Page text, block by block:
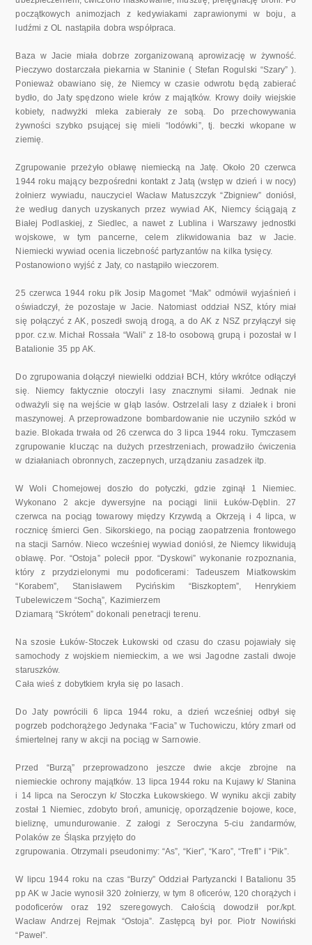
początkowych animozjach z kedywiakami zaprawionymi w boju, a
ludźmi z OL nastąpiła dobra współpraca.
Baza w Jacie miała dobrze zorganizowaną aprowizację w żywność.
Pieczywo dostarczała piekarnia w Staninie ( Stefan Rogulski “Szary” ).
Ponieważ obawiano się, że Niemcy w czasie odwrotu będą zabierać
bydło, do Jaty spędzono wiele krów z majątków. Krowy doiły wiejskie
kobiety, nadwyżki mleka zabierały ze sobą. Do przechowywania
żywności szybko psującej się mieli “lodówki”, tj. beczki wkopane w
ziemię.
Zgrupowanie przeżyło obławę niemiecką na Jatę. Około 20 czerwca
1944 roku mający bezpośredni kontakt z Jatą (wstęp w dzień i w nocy)
żołnierz wywiadu, nauczyciel Wacław Matuszczyk “Zbigniew” doniósł,
że według danych uzyskanych przez wywiad AK, Niemcy ściągają z
Białej Podlaskiej, z Siedlec, a nawet z Lublina i Warszawy jednostki
wojskowe, w tym pancerne, celem zlikwidowania baz w Jacie.
Niemiecki wywiad ocenia liczebność partyzantów na kilka tysięcy.
Postanowiono wyjść z Jaty, co nastąpiło wieczorem.
25 czerwca 1944 roku płk Josip Magomet “Mak” odmówił wyjaśnień i
oświadczył, że pozostaje w Jacie. Natomiast oddział NSZ, który miał
się połączyć z AK, poszedł swoją drogą, a do AK z NSZ przyłączył się
ppor. cz.w. Michał Rossała “Wali” z 18-to osobową grupą i pozostał w I
Batalionie 35 pp AK.
Do zgrupowania dołączył niewielki oddział BCH, który wkrótce odłączył
się. Niemcy faktycznie otoczyli lasy znacznymi siłami. Jednak nie
odważyli się na wejście w głąb lasów. Ostrzelali lasy z działek i broni
maszynowej. A przeprowadzone bombardowanie nie uczyniło szkód w
bazie. Blokada trwała od 26 czerwca do 3 lipca 1944 roku. Tymczasem
zgrupowanie klucząc na dużych przestrzeniach, prowadziło ćwiczenia
w działaniach obronnych, zaczepnych, urządzaniu zasadzek itp.
W Woli Chomejowej doszło do potyczki, gdzie zginął 1 Niemiec.
Wykonano 2 akcje dywersyjne na pociągi linii Łuków-Dęblin. 27
czerwca na pociąg towarowy między Krzywdą a Okrzeją i 4 lipca, w
rocznicę śmierci Gen. Sikorskiego, na pociąg zaopatrzenia frontowego
na stacji Sarnów. Nieco wcześniej wywiad doniósł, że Niemcy likwidują
obławę. Por. “Ostoja” polecił ppor. “Dyskowi” wykonanie rozpoznania,
który z przydzielonymi mu podoficerami: Tadeuszem Miatkowskim
“Korabem”, Stanisławem Pycińskim “Biszkoptem”, Henrykiem
Tubelewiczem “Sochą”, Kazimierzem
Dziamarą “Skrótem” dokonali penetracji terenu.
Na szosie Łuków-Stoczek Łukowski od czasu do czasu pojawiały się
samochody z wojskiem niemieckim, a we wsi Jagodne zastali dwoje
staruszków.
Cała wieś z dobytkiem kryła się po lasach.
Do Jaty powrócili 6 lipca 1944 roku, a dzień wcześniej odbył się
pogrzeb podchorążego Jedynaka “Facia” w Tuchowiczu, który zmarł od
śmiertelnej rany w akcji na pociąg w Sarnowie.
Przed “Burzą” przeprowadzono jeszcze dwie akcje zbrojne na
niemieckie ochrony majątków. 13 lipca 1944 roku na Kujawy k/ Stanina
i 14 lipca na Seroczyn k/ Stoczka Łukowskiego. W wyniku akcji zabity
został 1 Niemiec, zdobyto broń, amunicję, oporządzenie bojowe, koce,
bieliznę, umundurowanie. Z załogi z Seroczyna 5-ciu żandarmów,
Polaków ze Śląska przyjęto do
zgrupowania. Otrzymali pseudonimy: “As”, “Kier”, “Karo”, “Trefl” i “Pik”.
W lipcu 1944 roku na czas “Burzy” Oddział Partyzancki I Batalionu 35
pp AK w Jacie wynosił 320 żołnierzy, w tym 8 oficerów, 120 chorążych i
podoficerów oraz 192 szeregowych. Całością dowodził por./kpt.
Wacław Andrzej Rejmak “Ostoja”. Zastępcą był por. Piotr Nowiński
“Paweł”.